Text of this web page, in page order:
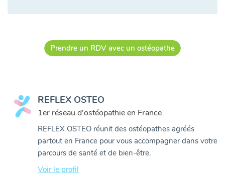
Prendre un RDV avec un ostéopathe
REFLEX OSTEO
1er réseau d'ostéopathie en France
REFLEX OSTEO réunit des ostéopathes agréés
partout en France pour vous accompagner dans votre
parcours de santé et de bien-être.
Voir le profil